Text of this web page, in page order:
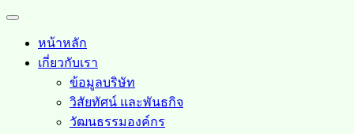
Skip
content
Open
หน้าหลัก
เกี่ยวกับเรา
ข้อมูลบริษัท
วิสัยทัศน์ และพันธกิจ
วัฒนธรรมองค์กร